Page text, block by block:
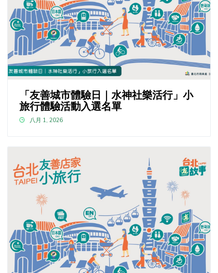
「友善城市體驗日｜水神社樂活行」小
旅行體驗活動入選名單
八月 1, 2026